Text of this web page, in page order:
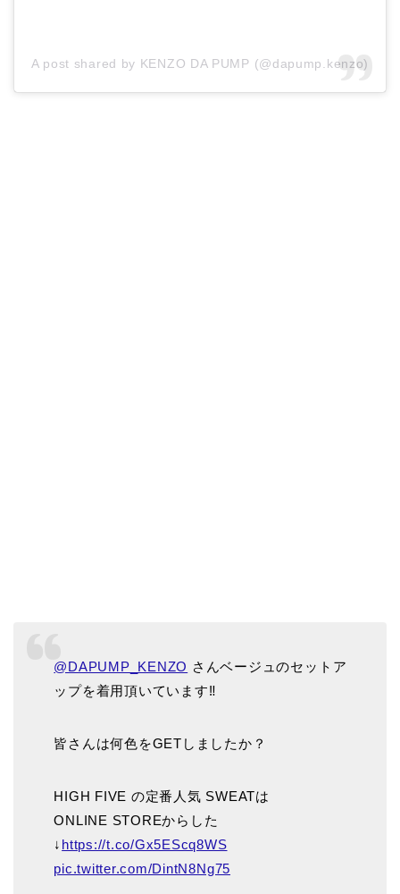
A post shared by KENZO DA PUMP (@dapump.kenzo)
@DAPUMP_KENZO さんベージュのセットア
ップを着用頂いています‼︎
皆さんは何色をGETしましたか？
HIGH FIVE の定番人気 SWEATは
ONLINE STOREからした
↓ https://t.co/Gx5EScq8WS
pic.twitter.com/DintN8Ng75